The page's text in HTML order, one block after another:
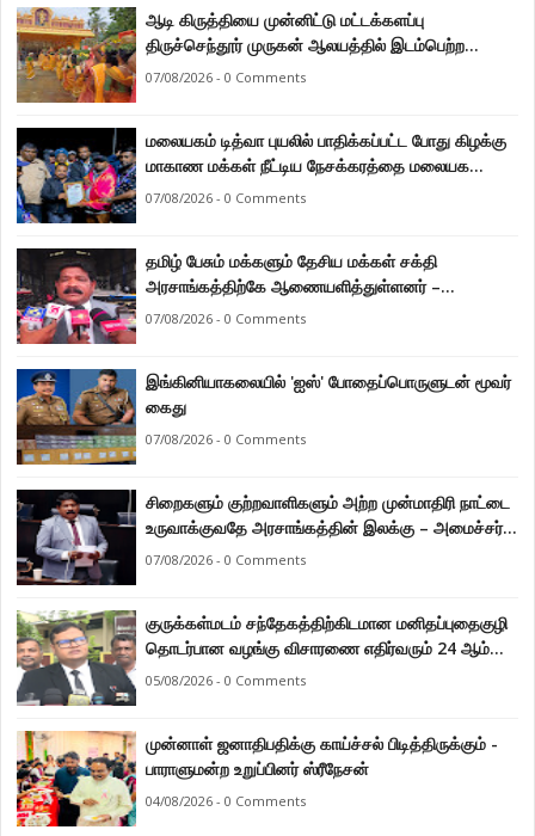
ஆடி கிருத்தியை முன்னிட்டு மட்டக்களப்பு
திருச்செந்தூர் முருகன் ஆலயத்தில் இடம்பெற்ற
பால்குட பவனி 1008 சங்கா ஆபிஷேக நிகழ்வு.
07/08/2026 - 0 Comments
மலையகம் டித்வா புயலில் பாதிக்கப்பட்ட போது கிழக்கு
மாகாண மக்கள் நீட்டிய நேசக்கரத்தை மலையக
மக்கள் ஒருபோதும் மறக்கமாட்டார்கள் : நுவரெலியா
07/08/2026 - 0 Comments
தமிழ் பேசும் மக்களும் தேசிய மக்கள் சக்தி
அரசாங்கத்திற்கே ஆணையளித்துள்ளனர் –
கடற்றொழில் அமைச்சர் இராமலிங்கம் சந்திரசேகர்
07/08/2026 - 0 Comments
இங்கினியாகலையில் 'ஐஸ்' போதைப்பொருளுடன் மூவர்
கைது
07/08/2026 - 0 Comments
சிறைகளும் குற்றவாளிகளும் அற்ற முன்மாதிரி நாட்டை
உருவாக்குவதே அரசாங்கத்தின் இலக்கு – அமைச்சர்
இராமலிங்கம் சந்திரசேகர்
07/08/2026 - 0 Comments
குருக்கள்மடம் சந்தேகத்திற்கிடமான மனிதப்புதைகுழி
தொடர்பான வழங்கு விசாரணை எதிர்வரும் 24 ஆம்
திகதிக்கு தவணையிடப்பட்டுள்ளது.
05/08/2026 - 0 Comments
முன்னாள் ஜனாதிபதிக்கு காய்ச்சல் பிடித்திருக்கும் -
பாராளுமன்ற உறுப்பினர் ஸ்ரீநேசன்
04/08/2026 - 0 Comments